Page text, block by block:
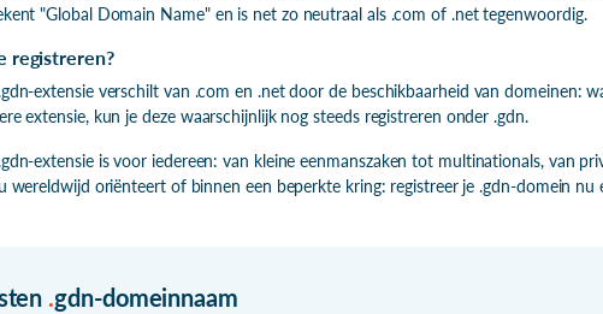
"Global Domain Name" en is net zo neutraal als .com of .net tegenwoordig.
registreren?
extensie verschilt van .com en .net door de beschikbaarheid van domeinen:
extensie, kun je deze waarschijnlijk nog steeds registreren onder .gdn.
extensie is voor iedereen: van kleine eenmanszaken tot multinationals, van
wereldwijd oriënteert of binnen een beperkte kring: registreer je .gdn-domein nu
.gdn-domeinnaam